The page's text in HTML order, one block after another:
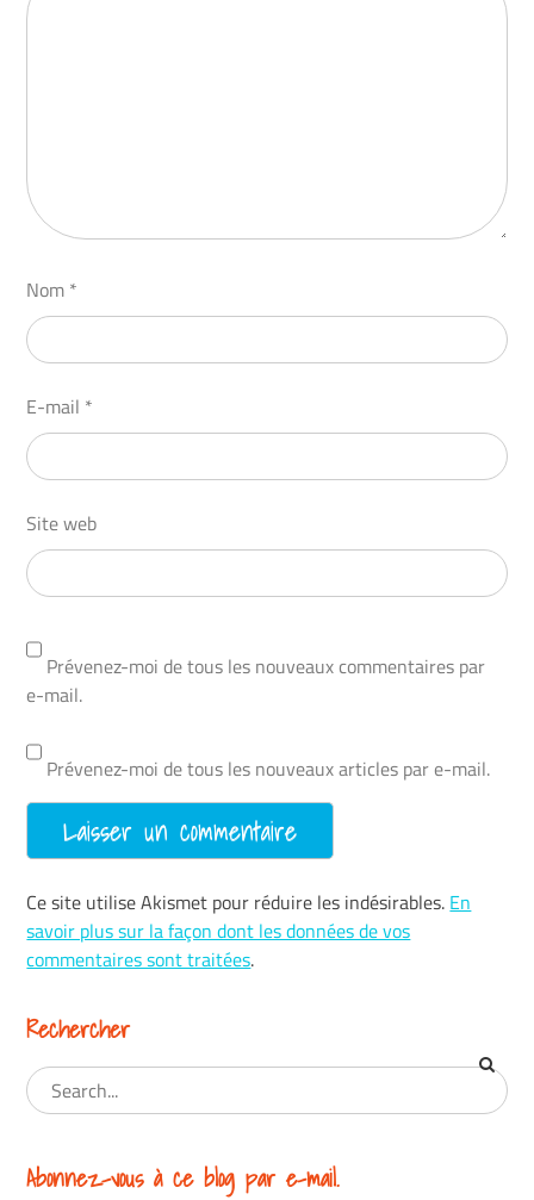
Nom *
E-mail *
Site web
Prévenez-moi de tous les nouveaux commentaires par
e-mail.
Prévenez-moi de tous les nouveaux articles par e-mail.
Ce site utilise Akismet pour réduire les indésirables. En
savoir plus sur la façon dont les données de vos
commentaires sont traitées.
Rechercher
Abonnez-vous à ce blog par e-mail.